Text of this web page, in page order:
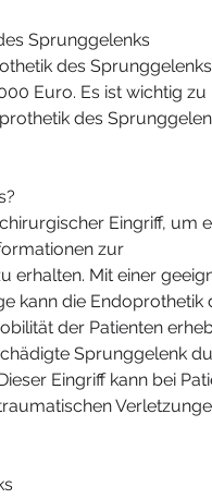
Sprunggelenks
des
Euro. Es ist wichtig zu
des
Eingriff, um
zur
erhalten. Mit einer
kann die Endoprothetik
der Patienten
Sprunggelenk
Eingriff kann bei